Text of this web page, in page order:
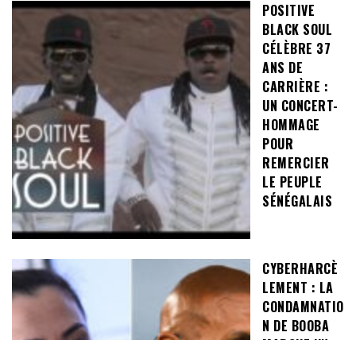
POSITIVE
BLACK SOUL
CÉLÈBRE 37
ANS DE
CARRIÈRE :
UN CONCERT-
HOMMAGE
POUR
REMERCIER
LE PEUPLE
SÉNÉGALAIS
CYBERHARCÈ
LEMENT : LA
CONDAMNATIO
N DE BOOBA